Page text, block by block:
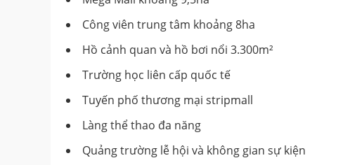
Công viên trung tâm khoảng 8ha
Hồ cảnh quan và hồ bơi nổi 3.300m²
Trường học liên cấp quốc tế
Tuyến phố thương mại stripmall
Làng thể thao đa năng
Quảng trường lễ hội và không gian sự kiện